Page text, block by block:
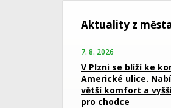
Aktuality z
7. 8. 2026
V Plzni se blíží ke
Americké ulice.
větší komfort a
pro chodce